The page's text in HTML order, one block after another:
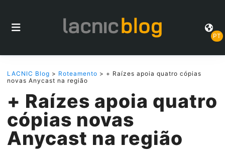
PT
LACNIC Blog > Roteamento > + Raízes apoia quatro cópias
novas Anycast na região
+ Raízes apoia quatro
cópias novas
Anycast na região